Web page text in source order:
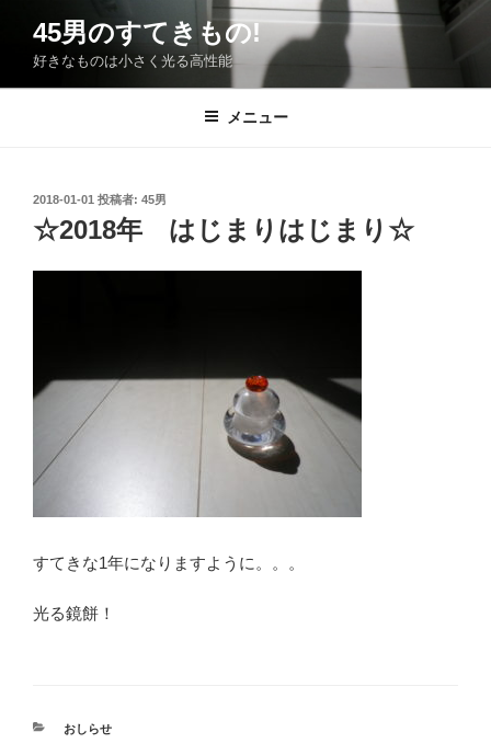
ン
45男のすてきもの!
好きなものは小さく光る高性能
メニュー
投
日:
2018-01-01 投稿者: 45男
☆2018年 はじまりはじまり☆
すてきな1年になりますように。。。
光る鏡餅！
カ
おしらせ